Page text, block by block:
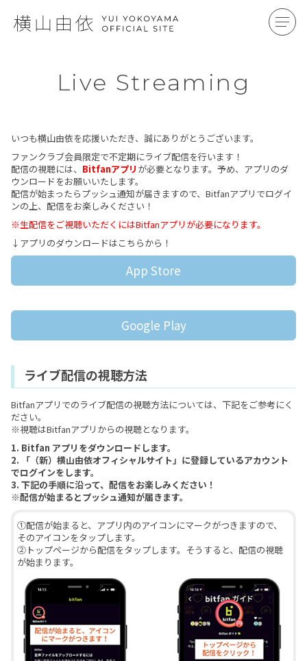
Live Streaming
いつも横山由依を応援いただき、誠にありがとうございます。
ファンクラブ会員限定で不定期にライブ配信を行います！
配信の視聴には、 Bitfanアプリ が必要となります。予め、アプリのダ
ウンロードをお願いいたします。
配信が始まったらプッシュ通知が届きますので、Bitfanアプリでログイ
ンの上、配信をお楽しみください！
※生配信をご視聴いただくにはBitfanアプリが必要になります。
↓アプリのダウンロードはこちらから！
App Store
Google Play
ライブ配信の視聴方法
Bitfanアプリでのライブ配信の視聴方法については、下記をご参考にく
ださい。
※視聴はBitfanアプリからの視聴となります。
1. Bitfan アプリをダウンロードします。
2. 「（新）横山由依オフィシャルサイト」に登録しているアカウント
でログインをします。
3. 下記の手順に沿って、配信をお楽しみください！
※配信が始まるとプッシュ通知が届きます。
①配信が始まると、アプリ内のアイコンにマークがつきますので、
そのアイコンをタップします。
②トップページから配信をタップします。そうすると、配信の視聴
が始まります。